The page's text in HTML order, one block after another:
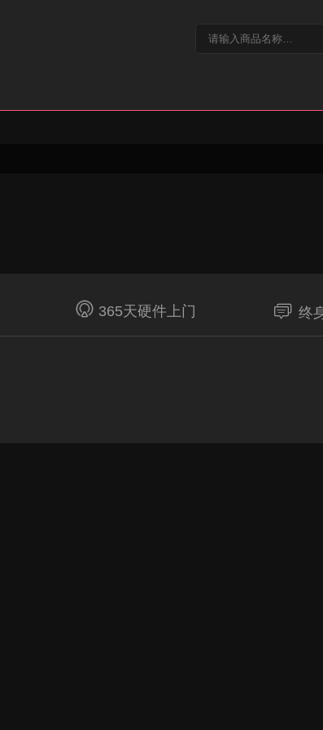
 365天硬件上门  终